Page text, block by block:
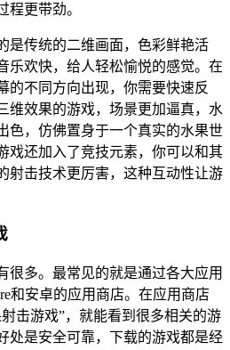
程更带劲。
是传统的二维画面，色彩鲜艳活
乐欢快，给人轻松愉悦的感觉。在
的不同方向出现，你需要快速反
维效果的游戏，场景更加逼真，水
色，仿佛置身于一个真实的水果世
戏还加入了竞技元素，你可以和其
射击技术更厉害，这种互动性让游
很多。最常见的就是通过各大应用
和安卓的应用商店。在应用商店
击游戏”，就能看到很多相关的游
处是安全可靠，下载的游戏都是经